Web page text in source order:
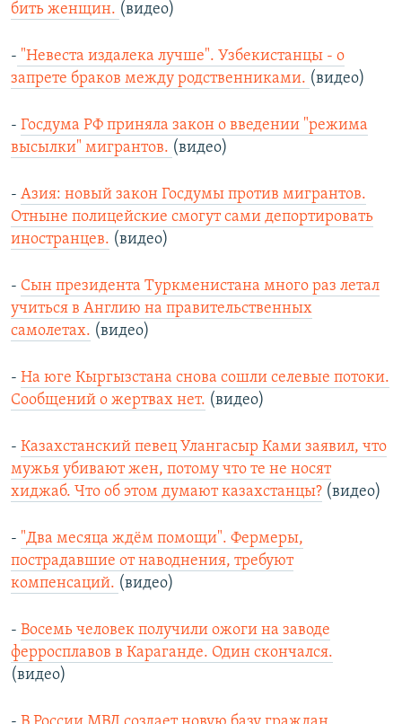
бить женщин. (видео)
- "Невеста издалека лучше". Узбекистанцы - о
запрете браков между родственниками. (видео)
- Госдума РФ приняла закон о введении "режима
высылки" мигрантов. (видео)
- Азия: новый закон Госдумы против мигрантов.
Отныне полицейские смогут сами депортировать
иностранцев. (видео)
- Сын президента Туркменистана много раз летал
учиться в Англию на правительственных
самолетах. (видео)
- На юге Кыргызстана снова сошли селевые потоки.
Сообщений о жертвах нет. (видео)
- Казахстанский певец Улангасыр Ками заявил, что
мужья убивают жен, потому что те не носят
хиджаб. Что об этом думают казахстанцы? (видео)
- "Два месяца ждём помощи". Фермеры,
пострадавшие от наводнения, требуют
компенсаций. (видео)
- Восемь человек получили ожоги на заводе
ферросплавов в Караганде. Один скончался.
(видео)